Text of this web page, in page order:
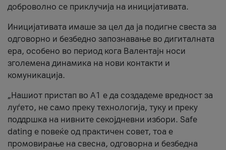
доброволно се приклучија на иницијативата.
Иницијативата имаше за цел да ја подигне свеста за
одговорно и безбедно запознавање во дигиталната
ера, особено во период кога Валентајн носи
зголемена динамика на нови контакти и
комуникација.
„Нашиот пристап во А1 е да создадеме вредност за
луѓето, не само преку технологија, туку и преку
поддршка на нивните секојдневни избори. Safe
dating е повеќе од практичен совет, тоа е
промовирање на свесна, одговорна и безбедна